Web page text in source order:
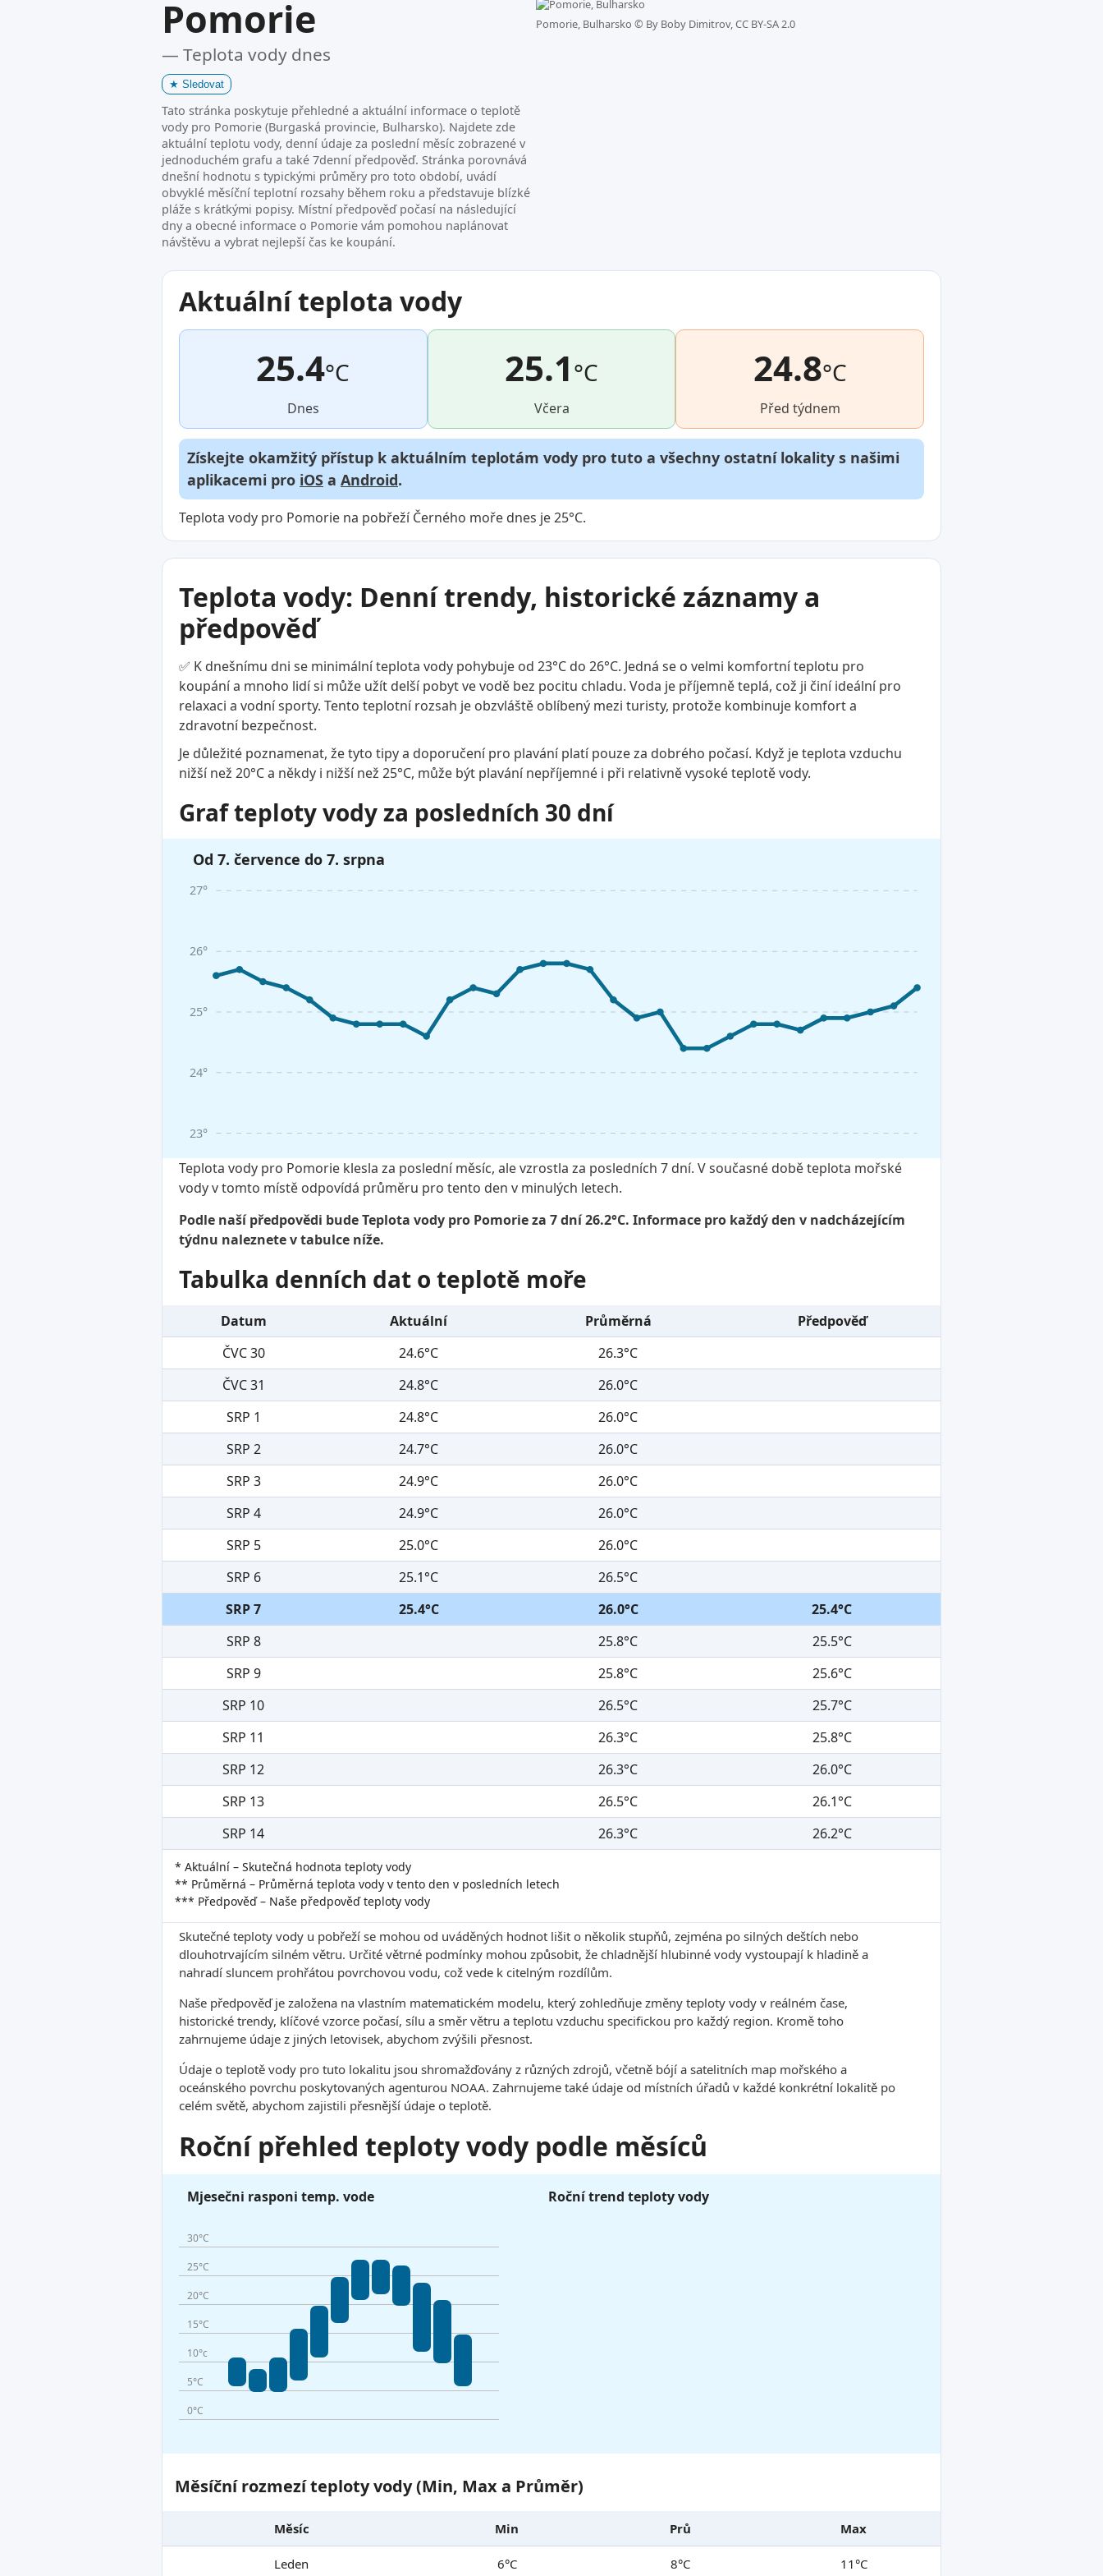
Pomorie
— Teplota vody dnes
★ Sledovat
Tato stránka poskytuje přehledné a aktuální informace o teplotě
vody pro Pomorie (Burgaská provincie, Bulharsko). Najdete zde
aktuální teplotu vody, denní údaje za poslední měsíc zobrazené v
jednoduchém grafu a také 7denní předpověď. Stránka porovnává
dnešní hodnotu s typickými průměry pro toto období, uvádí
obvyklé měsíční teplotní rozsahy během roku a představuje blízké
pláže s krátkými popisy. Místní předpověď počasí na následující
dny a obecné informace o Pomorie vám pomohou naplánovat
návštěvu a vybrat nejlepší čas ke koupání.
Pomorie, Bulharsko © By Boby Dimitrov, CC BY-SA 2.0
Aktuální teplota vody
25.4°C
Dnes
25.1°C
Včera
24.8°C
Před týdnem
Získejte okamžitý přístup k aktuálním teplotám vody pro tuto a všechny ostatní lokality s našimi
aplikacemi pro iOS a Android.
Teplota vody pro Pomorie na pobřeží Černého moře dnes je 25°C.
Teplota vody: Denní trendy, historické záznamy a
předpověď
✅ K dnešnímu dni se minimální teplota vody pohybuje od 23°C do 26°C. Jedná se o velmi komfortní teplotu pro
koupání a mnoho lidí si může užít delší pobyt ve vodě bez pocitu chladu. Voda je příjemně teplá, což ji činí ideální pro
relaxaci a vodní sporty. Tento teplotní rozsah je obzvláště oblíbený mezi turisty, protože kombinuje komfort a
zdravotní bezpečnost.
Je důležité poznamenat, že tyto tipy a doporučení pro plavání platí pouze za dobrého počasí. Když je teplota vzduchu
nižší než 20°C a někdy i nižší než 25°C, může být plavání nepříjemné i při relativně vysoké teplotě vody.
Graf teploty vody za posledních 30 dní
Od 7. července do 7. srpna
23°
24°
25°
26°
27°
Teplota vody pro Pomorie klesla za poslední měsíc, ale vzrostla za posledních 7 dní. V současné době teplota mořské
vody v tomto místě odpovídá průměru pro tento den v minulých letech.
Podle naší předpovědi bude Teplota vody pro Pomorie za 7 dní 26.2°C. Informace pro každý den v nadcházejícím
týdnu naleznete v tabulce níže.
Tabulka denních dat o teplotě moře
Datum Aktuální Průměrná
Předpověď
ČVC 30
24.6°C
26.3°C
ČVC 31
24.8°C
26.0°C
SRP 1
24.8°C
26.0°C
SRP 2
24.7°C
26.0°C
SRP 3
24.9°C
26.0°C
SRP 4
24.9°C
26.0°C
SRP 5
25.0°C
26.0°C
SRP 6
25.1°C
26.5°C
SRP 7
25.4°C 26.0°C
25.4°C
SRP 8
25.8°C
25.5°C
SRP 9
25.8°C
25.6°C
SRP 10
26.5°C
25.7°C
SRP 11
26.3°C
25.8°C
SRP 12
26.3°C
26.0°C
SRP 13
26.5°C
26.1°C
SRP 14
26.3°C 26.2°C
* Aktuální – Skutečná hodnota teploty vody
** Průměrná – Průměrná teplota vody v tento den v posledních letech
*** Předpověď – Naše předpověď teploty vody
Skutečné teploty vody u pobřeží se mohou od uváděných hodnot lišit o několik stupňů, zejména po silných deštích nebo
dlouhotrvajícím silném větru. Určité větrné podmínky mohou způsobit, že chladnější hlubinné vody vystoupají k hladině a
nahradí sluncem prohřátou povrchovou vodu, což vede k citelným rozdílům.
Naše předpověď je založena na vlastním matematickém modelu, který zohledňuje změny teploty vody v reálném čase,
historické trendy, klíčové vzorce počasí, sílu a směr větru a teplotu vzduchu specifickou pro každý region. Kromě toho
zahrnujeme údaje z jiných letovisek, abychom zvýšili přesnost.
Údaje o teplotě vody pro tuto lokalitu jsou shromažďovány z různých zdrojů, včetně bójí a satelitních map mořského a
oceánského povrchu poskytovaných agenturou NOAA. Zahrnujeme také údaje od místních úřadů v každé konkrétní lokalitě po
celém světě, abychom zajistili přesnější údaje o teplotě.
Roční přehled teploty vody podle měsíců
Mjesečni rasponi temp. vode
30°C
25°C
20°C
15°C
10°c
5°C
0°C
Roční trend teploty vody
Měsíční rozmezí teploty vody (Min, Max a Průměr)
Měsíc Min Prů Max
Leden 6°C 8°C 11°C